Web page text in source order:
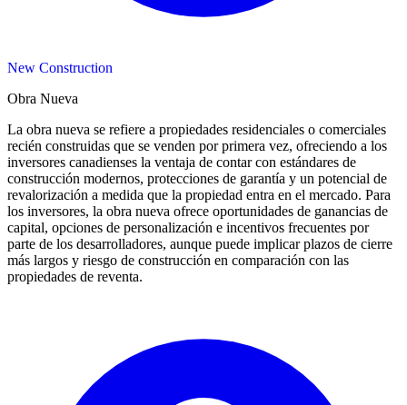
New Construction
Obra Nueva
La obra nueva se refiere a propiedades residenciales o comerciales
recién construidas que se venden por primera vez, ofreciendo a los
inversores canadienses la ventaja de contar con estándares de
construcción modernos, protecciones de garantía y un potencial de
revalorización a medida que la propiedad entra en el mercado. Para
los inversores, la obra nueva ofrece oportunidades de ganancias de
capital, opciones de personalización e incentivos frecuentes por
parte de los desarrolladores, aunque puede implicar plazos de cierre
más largos y riesgo de construcción en comparación con las
propiedades de reventa.